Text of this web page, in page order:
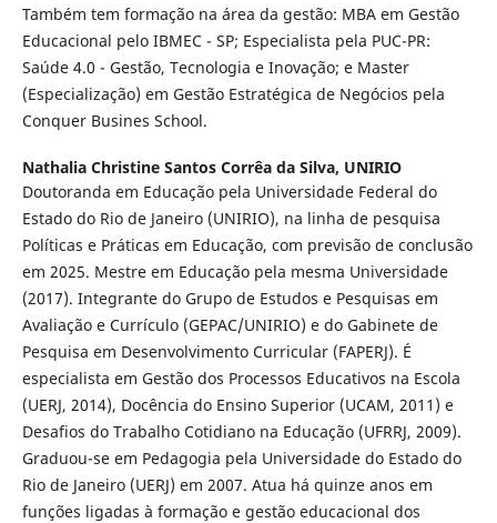
Também tem formação na área da gestão: MBA em Gestão
Educacional pelo IBMEC - SP; Especialista pela PUC-PR:
Saúde 4.0 - Gestão, Tecnologia e Inovação; e Master
(Especialização) em Gestão Estratégica de Negócios pela
Conquer Busines School.
Nathalia Christine Santos Corrêa da Silva, UNIRIO
Doutoranda em Educação pela Universidade Federal do
Estado do Rio de Janeiro (UNIRIO), na linha de pesquisa
Políticas e Práticas em Educação, com previsão de conclusão
em 2025. Mestre em Educação pela mesma Universidade
(2017). Integrante do Grupo de Estudos e Pesquisas em
Avaliação e Currículo (GEPAC/UNIRIO) e do Gabinete de
Pesquisa em Desenvolvimento Curricular (FAPERJ). É
especialista em Gestão dos Processos Educativos na Escola
(UERJ, 2014), Docência do Ensino Superior (UCAM, 2011) e
Desafios do Trabalho Cotidiano na Educação (UFRRJ, 2009).
Graduou-se em Pedagogia pela Universidade do Estado do
Rio de Janeiro (UERJ) em 2007. Atua há quinze anos em
funções ligadas à formação e gestão educacional dos